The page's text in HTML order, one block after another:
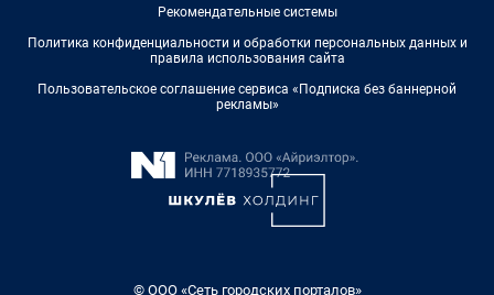
Рекомендательные системы
Политика конфиденциальности и обработки персональных данных и
правила использования сайта
Пользовательское соглашение сервиса «Подписка без баннерной
рекламы»
© ООО «Сеть городских порталов»